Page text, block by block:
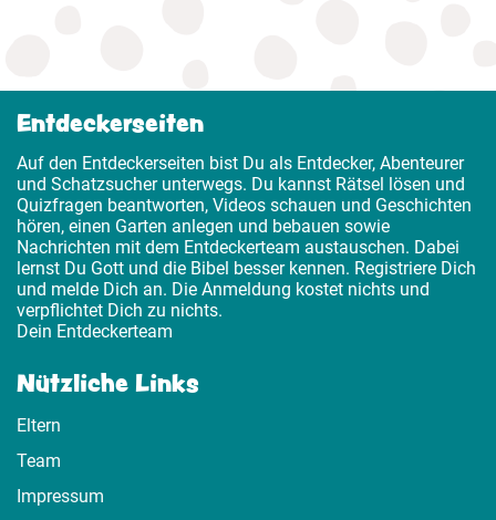
Entdeckerseiten
Auf den Entdeckerseiten bist Du als Entdecker, Abenteurer
und Schatzsucher unterwegs. Du kannst Rätsel lösen und
Quizfragen beantworten, Videos schauen und Geschichten
hören, einen Garten anlegen und bebauen sowie
Nachrichten mit dem Entdeckerteam austauschen. Dabei
lernst Du Gott und die Bibel besser kennen. Registriere Dich
und melde Dich an. Die Anmeldung kostet nichts und
verpflichtet Dich zu nichts.
Dein Entdeckerteam
Nützliche Links
Eltern
Team
Impressum